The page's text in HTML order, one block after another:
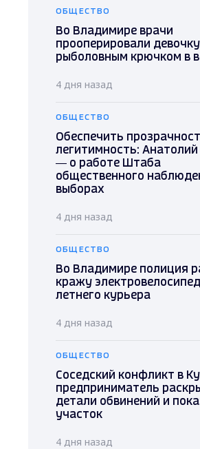
ОБЩЕСТВО
Во Владимире врачи
прооперировали
рыболовным крючком в
4 дня назад
ОБЩЕСТВО
Обеспечить
легитимность: Анатолий
— о работе Штаба
общественного
выборах
4 дня назад
ОБЩЕСТВО
Во Владимире полиция
кражу
летнего курьера
4 дня назад
ОБЩЕСТВО
Соседский конфликт в
предприниматель
детали обвинений и
участок
4 дня назад